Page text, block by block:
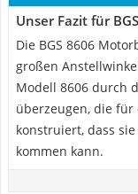
Unser Fazit für
Die BGS 8606
großen
Modell 8606 durch
überzeugen, die
konstruiert, dass
kommen kann.